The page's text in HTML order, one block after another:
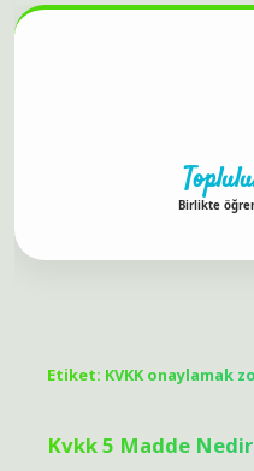
Birlikte
Etiket: KVKK onaylamak
Kvkk 5 Madde Nedir